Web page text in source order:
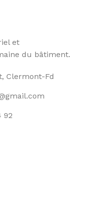
et
du bâtiment.
Clermont-Fd
92